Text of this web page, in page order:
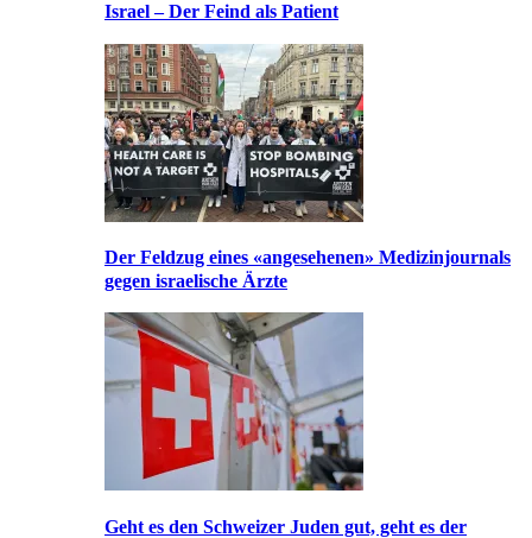
Israel – Der Feind als Patient
Der Feldzug eines «angesehenen» Medizinjournals
gegen israelische Ärzte
Geht es den Schweizer Juden gut, geht es der